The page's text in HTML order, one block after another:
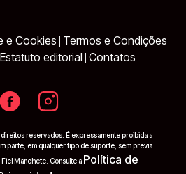
e Cookies Termos e Condições
Estatuto editorial Contatos
reservados. É expressamente proibida a
parte, em qualquer tipo de suporte, sem prévia
Manchete. Consulte a Política de